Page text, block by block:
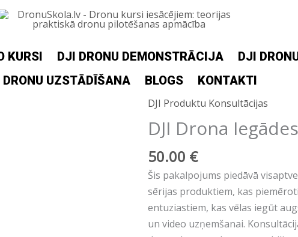
KURSI DJI DRONU DEMONSTRĀCIJA
DJI
UZSTĀDĪŠANA
BLOGS KONTAKTI
DJI Produktu Konsultācijas​
DJI Drona
50.00 €
Šis pakalpojums piedāvā
sērijas produktiem, kas
entuziastiem, kas vēlas iegūt
un video uzņemšanai.